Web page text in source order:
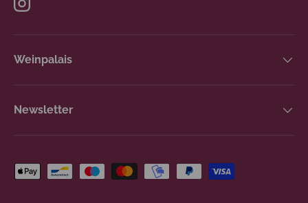
Instagram
Weinpalais
Newsletter
Zahlungsmethoden